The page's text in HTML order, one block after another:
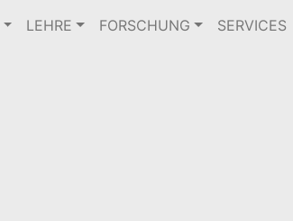
LEHRE FORSCHUNG SERVICES